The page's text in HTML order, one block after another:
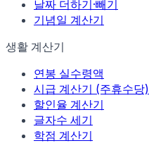
날짜 더하기·빼기
기념일 계산기
생활 계산기
연봉 실수령액
시급 계산기 (주휴수당)
할인율 계산기
글자수 세기
학점 계산기